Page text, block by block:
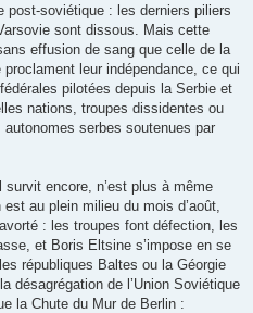
post-soviétique : les derniers piliers
sont dissous. Mais cette
effusion de sang que celle de la
leur indépendance, ce qui
pilotées depuis la Serbie et
nations, troupes dissidentes ou
serbes soutenues par
survit encore, n’est plus à même
au plein milieu du mois d’août,
: les troupes font défection, les
et Boris Eltsine s’impose en se
républiques Baltes ou la Géorgie
désagrégation de l’Union Soviétique
la Chute du Mur de Berlin :